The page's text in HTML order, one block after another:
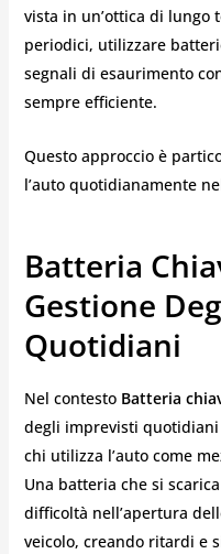
vista in un’ottica di lungo
periodici, utilizzare
segnali di esaurimento
sempre efficiente.
Questo approccio è
l’auto quotidianamente
Batteria
Gestione
Quotidiani
Nel contesto Batteria
degli imprevisti
chi utilizza l’auto come
Una batteria che si
difficoltà nell’apertura
veicolo, creando ritardi e